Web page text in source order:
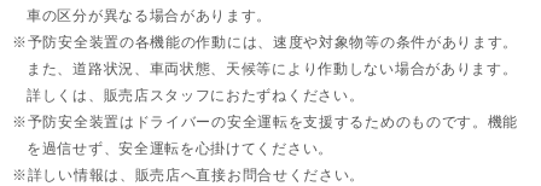
車の区分が異なる場合があります。
予防安全装置の各機能の作動には、速度や対象物等の条件があります。
また、道路状況、車両状態、天候等により作動しない場合があります。
詳しくは、販売店スタッフにおたずねください。
予防安全装置はドライバーの安全運転を支援するためのものです。機能
を過信せず、安全運転を心掛けてください。
詳しい情報は、販売店へ直接お問合せください。